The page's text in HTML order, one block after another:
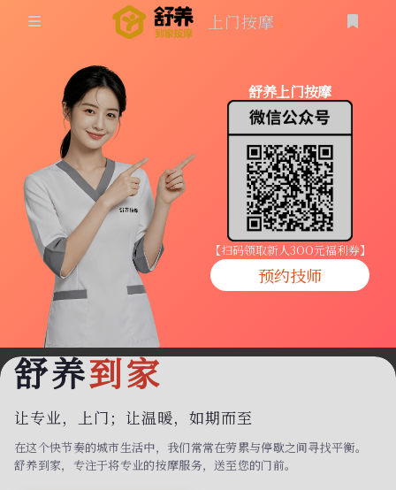
同城按摩
上门按摩
养生按摩
技师入驻
商家入驻
代理入驻
预约技师
上门按摩
登录
舒养上门按摩
【扫码领取新人3OO元福利券】
预约技师
舒养到家
让专业，上门； 让温暖，如期而至
在这个快节奏的城市生活中，我们常常在劳累与停歇之间寻找平衡。
舒养到家，专注于将专业的按摩服务，送至您的门前。